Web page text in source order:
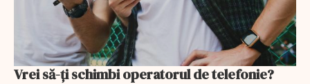
Vrei să-ți schimbi operatorul de telefonie?